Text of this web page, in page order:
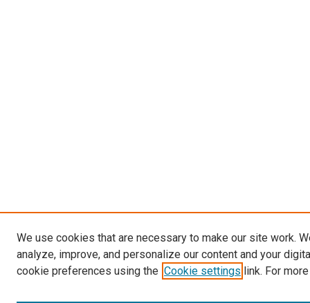
We use cookies that are necessary to make our site work.
analyze, improve, and personalize our content and your
cookie preferences using the Cookie settings link. For